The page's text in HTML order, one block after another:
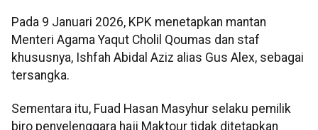
Pada 9 Januari 2026, KPK menetapkan mantan
Menteri Agama Yaqut Cholil Qoumas dan staf
khususnya, Ishfah Abidal Aziz alias Gus Alex, sebagai
tersangka.
Sementara itu, Fuad Hasan Masyhur selaku pemilik
biro penyelenggara haji Maktour tidak ditetapkan